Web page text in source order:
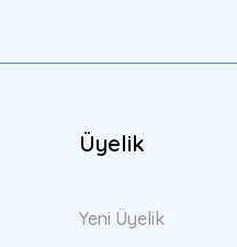
Üyelik
Yeni Üyelik